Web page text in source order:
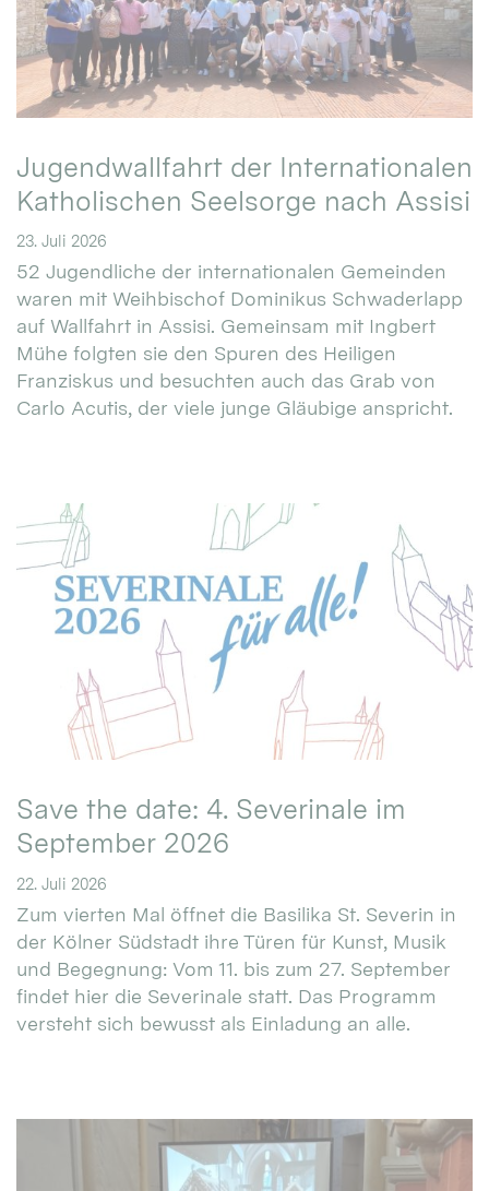
Jugendwallfahrt der Internationalen
Katholischen Seelsorge nach Assisi
23. Juli 2026
52 Jugendliche der internationalen Gemeinden
waren mit Weihbischof Dominikus Schwaderlapp
auf Wallfahrt in Assisi. Gemeinsam mit Ingbert
Mühe folgten sie den Spuren des Heiligen
Franziskus und besuchten auch das Grab von
Carlo Acutis, der viele junge Gläubige anspricht.
Save the date: 4. Severinale im
September 2026
22. Juli 2026
Zum vierten Mal öffnet die Basilika St. Severin in
der Kölner Südstadt ihre Türen für Kunst, Musik
und Begegnung: Vom 11. bis zum 27. September
findet hier die Severinale statt. Das Programm
versteht sich bewusst als Einladung an alle.